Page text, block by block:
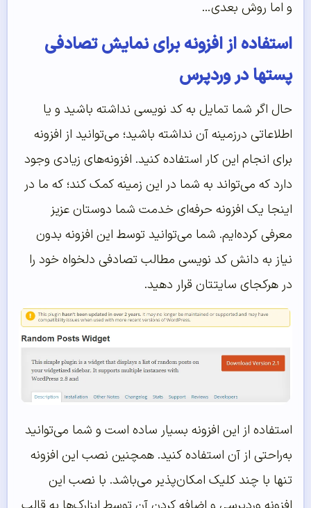
و اما روش بعدی…
استفاده از افزونه برای نمایش تصادفی
پستها در وردپرس
حال اگر شما تمایل به کد نویسی نداشته باشید و یا
اطلاعاتی درزمینه آن نداشته باشید؛ می‌توانید از افزونه
برای انجام این کار استفاده کنید. افزونه‌های زیادی وجود
دارد که می‌تواند به شما در این زمینه کمک کند؛ که ما در
اینجا یک افزونه حرفه‌ای خدمت شما دوستان عزیز
معرفی کرده‌ایم. شما می‌توانید توسط این افزونه بدون
نیاز به دانش کد نویسی مطالب تصادفی دلخواه خود را
در هرکجای سایتتان قرار دهید.
استفاده از این افزونه بسیار ساده است و شما می‌توانید
به‌راحتی از آن استفاده کنید. همچنین نصب این افزونه
تنها با چند کلیک امکان‌پذیر می‌باشد. با نصب این